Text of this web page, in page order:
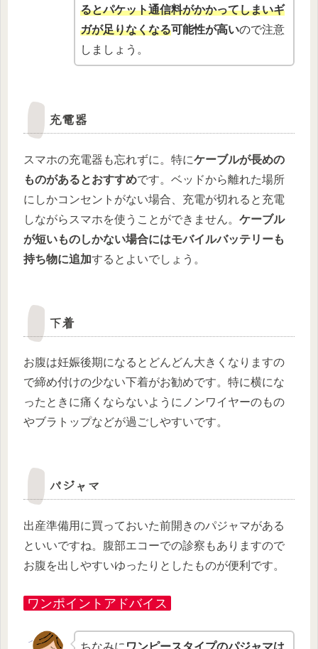
るとパケット通信料がかかってしまいギ
ガが足りなくなる可能性が高いので注意
しましょう。
充電器
スマホの充電器も忘れずに。特にケーブルが長めの
ものがあるとおすすめです。ベッドから離れた場所
にしかコンセントがない場合、充電が切れると充電
しながらスマホを使うことができません。 ケーブル
が短いものしかない場合にはモバイルバッテリーも
持ち物に追加するとよいでしょう。
下着
お腹は妊娠後期になるとどんどん大きくなりますの
で締め付けの少ない下着がお勧めです。特に横にな
ったときに痛くならないようにノンワイヤーのもの
やブラトップなどが過ごしやすいです。
パジャマ
出産準備用に買っておいた前開きのパジャマがある
といいですね。腹部エコーでの診察もありますので
お腹を出しやすいゆったりとしたものが便利です。
ワンポイントアドバイス
ちなみに ワンピースタイプのパジャマは